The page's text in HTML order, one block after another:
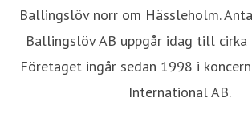
Ballingslöv norr om Hässleholm.
Ballingslöv AB uppgår idag till cirka
Företaget ingår sedan 1998 i
International AB.